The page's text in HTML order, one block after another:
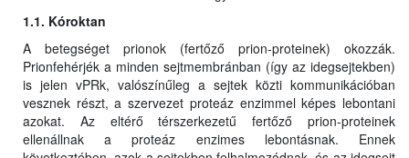
1.1. Kóroktan
A betegséget prionok (fertőző prion-proteinek) okozzák.
Prionfehérjék a minden sejtmembránban (így az idegsejtekben)
is jelen vPRk, valószínűleg a sejtek közti kommunikációban
vesznek részt, a szervezet proteáz enzimmel képes lebontani
azokat. Az eltérő térszerkezetű fertőző prion-proteinek
ellenállnak a proteáz enzimes lebontásnak. Ennek